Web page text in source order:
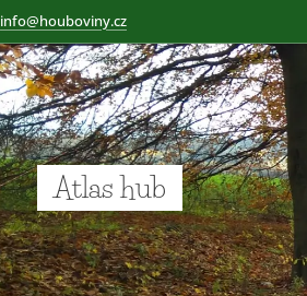
info@houboviny.cz
Atlas hub